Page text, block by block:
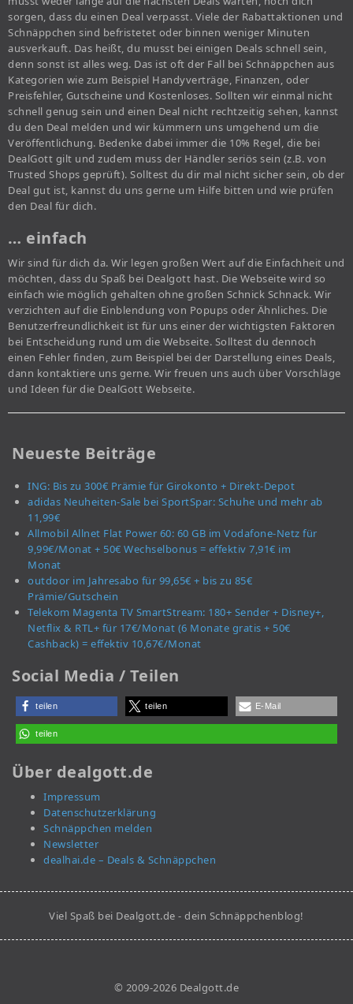
sorgen, dass du einen Deal verpasst. Viele der Rabattaktionen und
Schnäppchen sind befristetet oder binnen weniger Minuten
ausverkauft. Das heißt, du musst bei einigen Deals schnell sein,
denn sonst ist alles weg. Das ist oft der Fall bei Schnäppchen aus
Kategorien wie zum Beispiel Handyverträge, Finanzen, oder
Preisfehler, Gutscheine und Kostenloses. Sollten wir einmal nicht
schnell genug sein und einen Deal nicht rechtzeitig sehen, kannst
du den Deal melden und wir kümmern uns umgehend um die
Veröffentlichung. Bedenke dabei immer die 10% Regel, die bei
DealGott gilt und zudem muss der Händler seriös sein (z.B. von
Trusted Shops geprüft). Solltest du dir mal nicht sicher sein, ob der
Deal gut ist, kannst du uns gerne um Hilfe bitten und wie prüfen
den Deal für dich.
… einfach
Wir sind für dich da. Wir legen großen Wert auf die Einfachheit und
möchten, dass du Spaß bei Dealgott hast. Die Webseite wird so
einfach wie möglich gehalten ohne großen Schnick Schnack. Wir
verzichten auf die Einblendung von Popups oder Ähnliches. Die
Benutzerfreundlichkeit ist für uns einer der wichtigsten Faktoren
bei Entscheidung rund um die Webseite. Solltest du dennoch
einen Fehler finden, zum Beispiel bei der Darstellung eines Deals,
dann kontaktiere uns gerne. Wir freuen uns auch über Vorschläge
und Ideen für die DealGott Webseite.
Neueste Beiträge
ING: Bis zu 300€ Prämie für Girokonto + Direkt-Depot
adidas Neuheiten-Sale bei SportSpar: Schuhe und mehr ab
11,99€
Allmobil Allnet Flat Power 60: 60 GB im Vodafone-Netz für
9,99€/Monat + 50€ Wechselbonus = effektiv 7,91€ im
Monat
outdoor im Jahresabo für 99,65€ + bis zu 85€
Prämie/Gutschein
Telekom Magenta TV SmartStream: 180+ Sender + Disney+,
Netflix & RTL+ für 17€/Monat (6 Monate gratis + 50€
Cashback) = effektiv 10,67€/Monat
Social Media / Teilen
teilen teilen E-Mail
teilen
Über dealgott.de
Impressum
Datenschutzerklärung
Schnäppchen melden
Newsletter
dealhai.de – Deals & Schnäppchen
Viel Spaß bei Dealgott.de - dein Schnäppchenblog!
© 2009-2026 Dealgott.de